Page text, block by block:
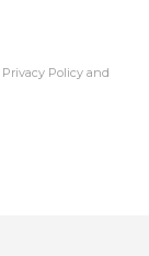
Privacy Policy and